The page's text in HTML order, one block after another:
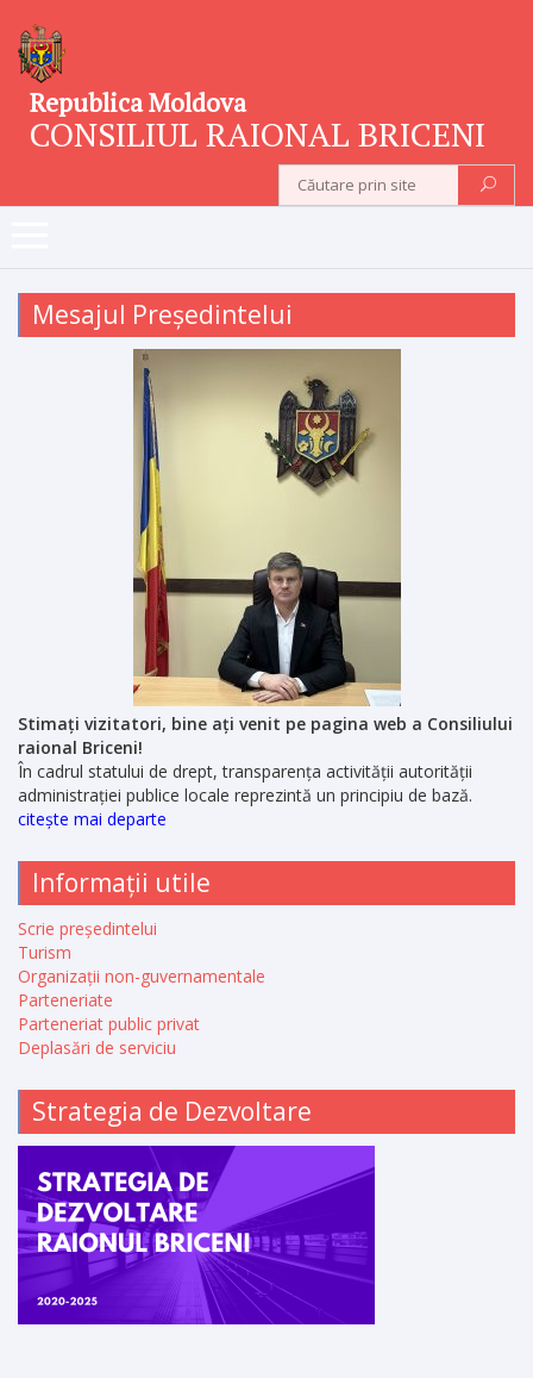
Republica Moldova
CONSILIUL RAIONAL BRICENI
Mesajul Președintelui
Stimați vizitatori, bine ați venit pe pagina web a Consiliului
raional Briceni!
În cadrul statului de drept, transparența activității autorității
administrației publice locale reprezintă un principiu de bază.
citește mai departe
Informații utile
Scrie președintelui
Turism
Organizații non-guvernamentale
Parteneriate
Parteneriat public privat
Deplasări de serviciu
Strategia de Dezvoltare